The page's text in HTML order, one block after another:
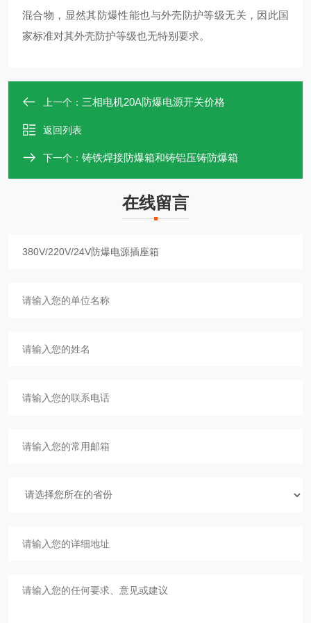
混合物，显然其防爆性能也与外壳防护等级无关，因此国
家标准对其外壳防护等级也无特别要求。
上一个： 三相电机20A防爆电源开关价格
返回列表
下一个： 铸铁焊接防爆箱和铸铝压铸防爆箱
在线留言